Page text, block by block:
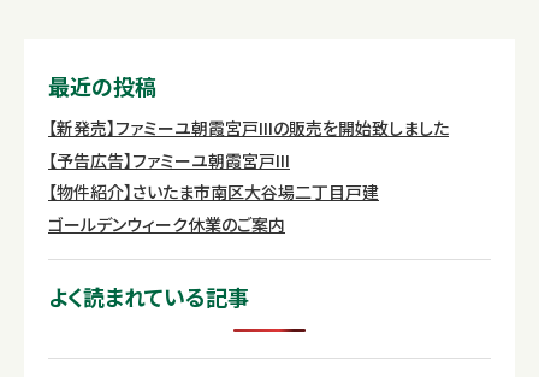
最近の投稿
【新発売】ファミーユ朝霞宮戸IIIの販売を開始致しました
【予告広告】ファミーユ朝霞宮戸III
【物件紹介】さいたま市南区大谷場二丁目戸建
ゴールデンウィーク休業のご案内
よく読まれている記事